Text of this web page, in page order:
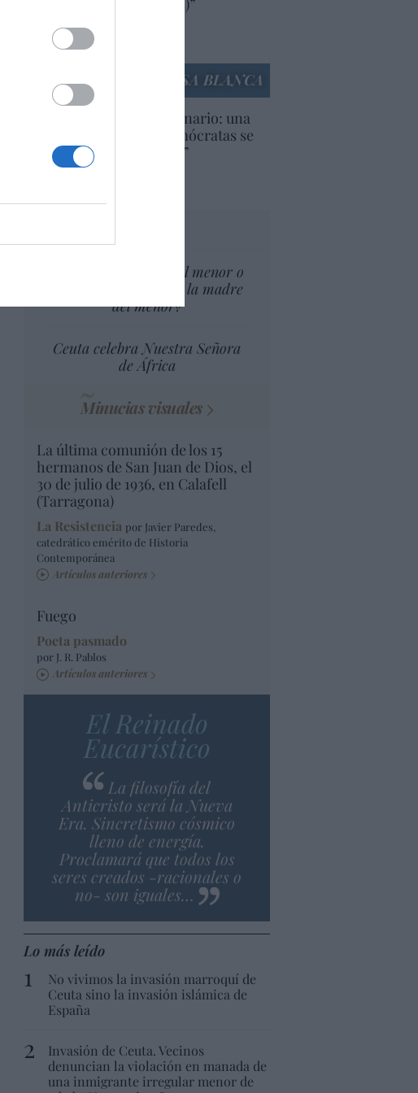
americanas (y europeas)”
por Ana Sánchez Arjona
Artículos anteriores
LA CASA BLANCA
EEUU. Inquietante escenario: una
tercera parte de los demócratas se
define como “socialista”
¿El Superior interés el menor o
el superior interés de la madre
del menor?
Ceuta celebra Nuestra Señora
de África
Minucias visuales
La última comunión de los 15
hermanos de San Juan de Dios, el
30 de julio de 1936, en Calafell
(Tarragona)
La Resistencia por Javier Paredes,
catedrático emérito de Historia
Contemporánea
Artículos anteriores
Fuego
Poeta pasmado
por J. R. Pablos
Artículos anteriores
El Reinado
Eucarístico
La filosofía del
Anticristo será la Nueva
Era. Sincretismo cósmico
lleno de energía.
Proclamará que todos los
seres creados -racionales o
no- son iguales…
Lo más leído
No vivimos la invasión marroquí de
Ceuta sino la invasión islámica de
España
Invasión de Ceuta. Vecinos
denuncian la violación en manada de
una inmigrante irregular menor de